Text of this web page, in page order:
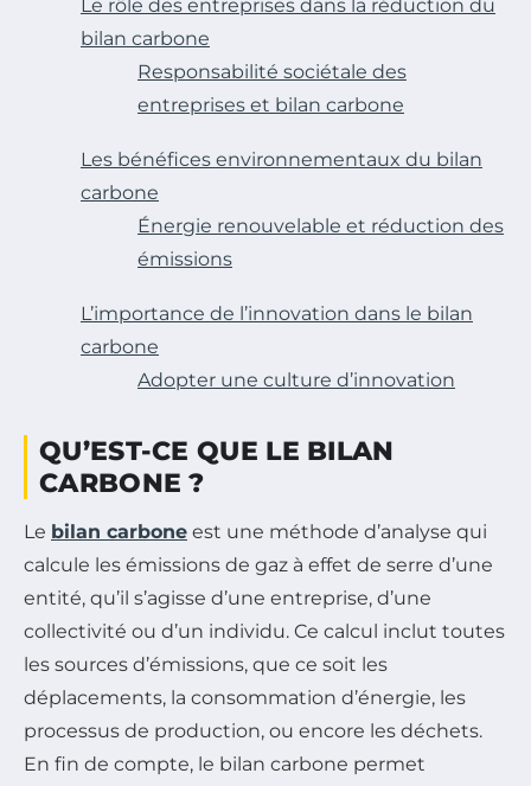
Le rôle des entreprises dans la réduction du
bilan carbone
Responsabilité sociétale des
entreprises et bilan carbone
Les bénéfices environnementaux du bilan
carbone
Énergie renouvelable et réduction des
émissions
L’importance de l’innovation dans le bilan
carbone
Adopter une culture d’innovation
QU’EST-CE QUE LE BILAN
CARBONE ?
Le bilan carbone est une méthode d’analyse qui
calcule les émissions de gaz à effet de serre d’une
entité, qu’il s’agisse d’une entreprise, d’une
collectivité ou d’un individu. Ce calcul inclut toutes
les sources d’émissions, que ce soit les
déplacements, la consommation d’énergie, les
processus de production, ou encore les déchets.
En fin de compte, le bilan carbone permet